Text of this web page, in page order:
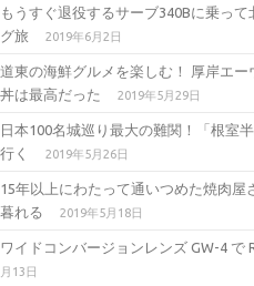
もうすぐ退役するサーブ340Bに乗っ
グ旅
2019年6月2日
道東の海鮮グルメを楽しむ！ 厚岸エ
丼は最高だった
2019年5月29日
日本100名城巡り最大の難関！「根室
行く
2019年5月26日
15年以上にわたって通いつめた焼肉屋
暮れる
2019年5月18日
ワイドコンバージョンレンズ GW-4 で
月13日